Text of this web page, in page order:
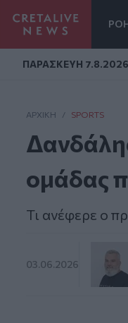
ΠΑΡΑΣΚΕΥΗ 7.8.2026
ΑΡΧΙΚΗ / SPORTS
ομάδας
Τι ανέφερε ο
03.06.2026